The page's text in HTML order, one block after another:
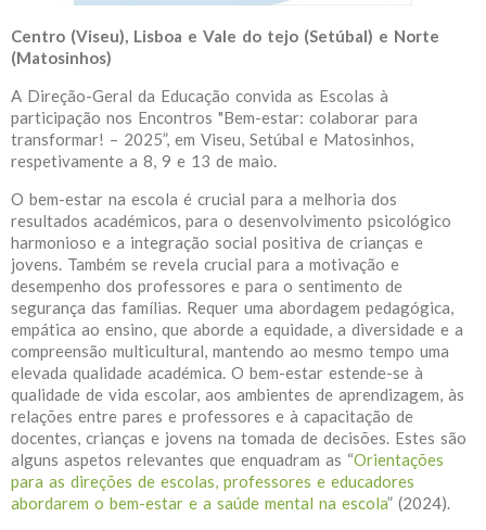
Centro (Viseu), Lisboa e Vale do tejo (Setúbal) e Norte
(Matosinhos)
A Direção-Geral da Educação convida as Escolas à
participação nos Encontros "Bem-estar: colaborar para
transformar! – 2025”, em Viseu, Setúbal e Matosinhos,
respetivamente a 8, 9 e 13 de maio.
O bem-estar na escola é crucial para a melhoria dos
resultados académicos, para o desenvolvimento psicológico
harmonioso e a integração social positiva de crianças e
jovens. Também se revela crucial para a motivação e
desempenho dos professores e para o sentimento de
segurança das famílias. Requer uma abordagem pedagógica,
empática ao ensino, que aborde a equidade, a diversidade e a
compreensão multicultural, mantendo ao mesmo tempo uma
elevada qualidade académica. O bem-estar estende-se à
qualidade de vida escolar, aos ambientes de aprendizagem, às
relações entre pares e professores e à capacitação de
docentes, crianças e jovens na tomada de decisões. Estes são
alguns aspetos relevantes que enquadram as “Orientações
para as direções de escolas, professores e educadores
abordarem o bem-estar e a saúde mental na escola” (2024).